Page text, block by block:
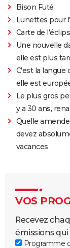
Bison Futé
Lunettes pour
Carte de
Une nouvelle
elle est plus
C'est la langue
elle est
Le plus gros
y a 30 ans,
Quelle
devez
vacances
VOS
Recevez
émissions
Programme